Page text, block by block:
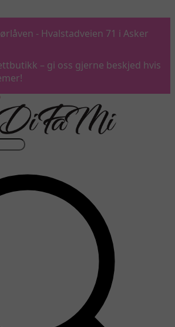
på 992 57 899
– gi oss gjerne beskjed hvis